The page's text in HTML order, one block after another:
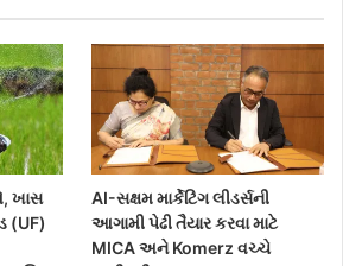
ખાસ
(UF)
AI-સક્ષમ માર્કેટિંગ લીડર્સની
આગામી પેઢી તૈયાર કરવા માટે
MICA અને Komerz વચ્ચે